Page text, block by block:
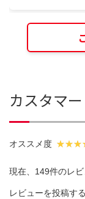
カスタマ
オススメ度
現在、149件のレビ
レビューを投稿す